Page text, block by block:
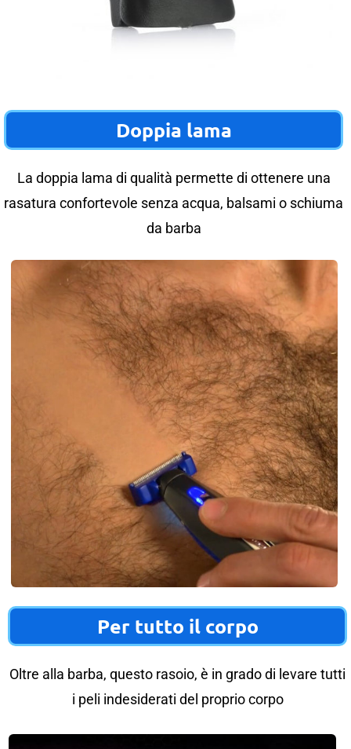
Doppia lama
La doppia lama di qualità permette di ottenere una
rasatura confortevole senza acqua, balsami o schiuma
da barba
Per tutto il corpo
Oltre alla barba, questo rasoio, è in grado di levare tutti
i peli indesiderati del proprio corpo